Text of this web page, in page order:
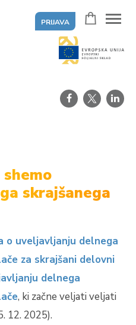
PRIJAVA
skrajšanega
o uveljavljanju delnega
za skrajšani delovni
delnega
, ki začne veljati veljati
12. 2025).